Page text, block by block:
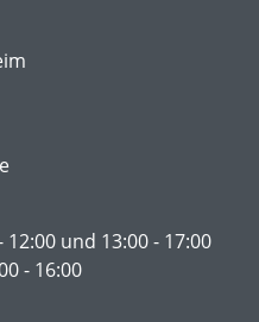
und 13:00 - 17:00
- 16:00